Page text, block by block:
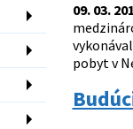
09. 03.
pobyt v